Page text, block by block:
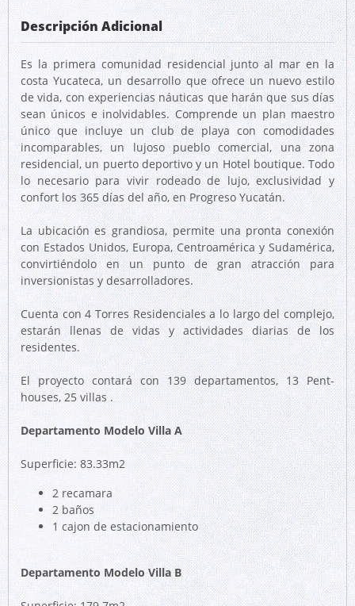
Descripción Adicional
Es la primera comunidad residencial junto al mar en la
costa Yucateca, un desarrollo que ofrece un nuevo estilo
de vida, con experiencias náuticas que harán que sus días
sean únicos e inolvidables. Comprende un plan maestro
único que incluye un club de playa con comodidades
incomparables, un lujoso pueblo comercial, una zona
residencial, un puerto deportivo y un Hotel boutique. Todo
lo necesario para vivir rodeado de lujo, exclusividad y
confort los 365 días del año, en Progreso Yucatán.
La ubicación es grandiosa, permite una pronta conexión
con Estados Unidos, Europa, Centroamérica y Sudamérica,
convirtiéndolo en un punto de gran atracción para
inversionistas y desarrolladores.
Cuenta con 4 Torres Residenciales a lo largo del complejo,
estarán llenas de vidas y actividades diarias de los
residentes.
El proyecto contará con 139 departamentos, 13 Pent-
houses, 25 villas .
Departamento Modelo Villa A
Superficie: 83.33m2
2 recamara
2 baños
1 cajon de estacionamiento
Departamento Modelo Villa B